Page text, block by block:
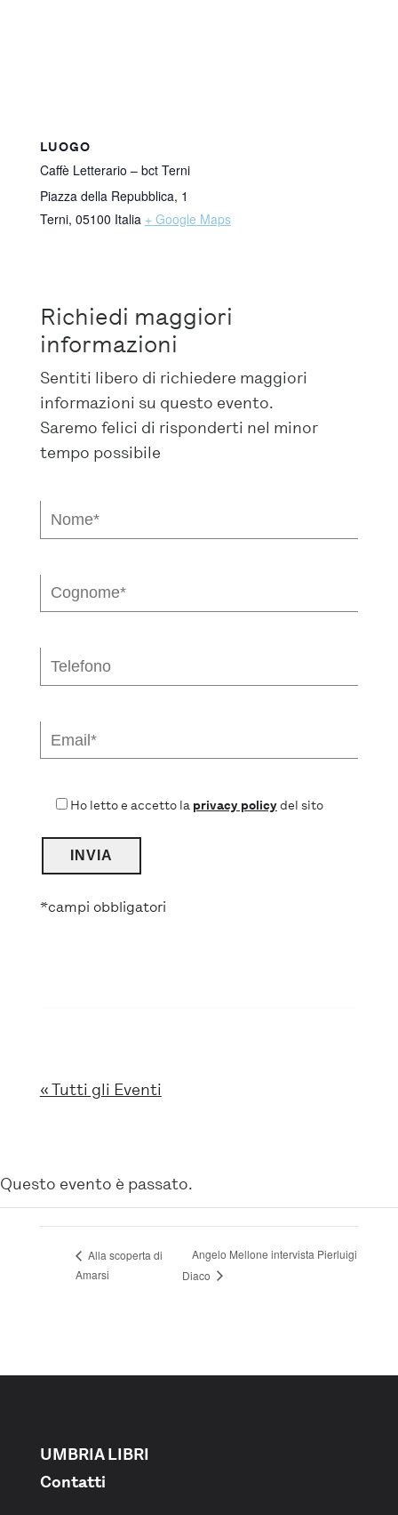
LUOGO
Caffè Letterario – bct Terni
Piazza della Repubblica, 1
Terni, 05100 Italia + Google Maps
Richiedi maggiori
informazioni
Sentiti libero di richiedere maggiori
informazioni su questo evento.
Saremo felici di risponderti nel minor
tempo possibile
Ho letto e accetto la privacy policydel sito
*campi obbligatori
« Tutti gli Eventi
Questo evento è passato.
Alla scoperta di
Amarsi
Angelo Mellone intervista Pierluigi
Diaco
UMBRIA LIBRI
Contatti